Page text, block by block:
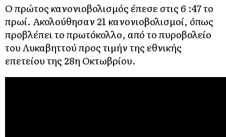
Ο πρώτος κανονιοβολισμός έπεσε στις 6 :47 το
πρωί. Ακολούθησαν 21 κανονιοβολισμοί, όπως
προβλέπει το πρωτόκολλο, από το πυροβολείο
του Λυκαβηττού προς τιμήν της εθνικής
επετείου της 28η Οκτωβρίου.